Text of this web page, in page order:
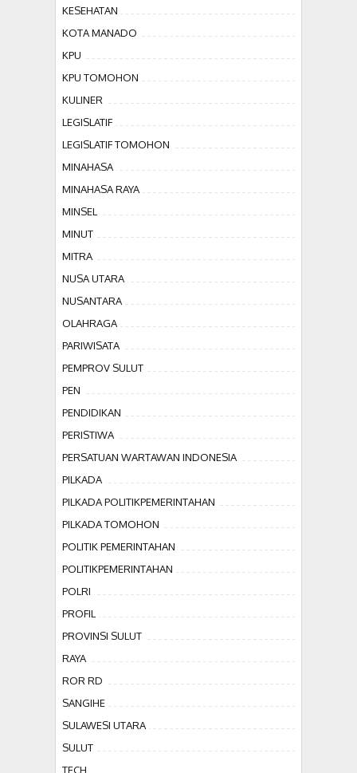
KESEHATAN
KOTA MANADO
KPU
KPU TOMOHON
KULINER
LEGISLATIF
LEGISLATIF TOMOHON
MINAHASA
MINAHASA RAYA
MINSEL
MINUT
MITRA
NUSA UTARA
NUSANTARA
OLAHRAGA
PARIWISATA
PEMPROV SULUT
PEN
PENDIDIKAN
PERISTIWA
PERSATUAN WARTAWAN INDONESIA
PILKADA
PILKADA POLITIKPEMERINTAHAN
PILKADA TOMOHON
POLITIK PEMERINTAHAN
POLITIKPEMERINTAHAN
POLRI
PROFIL
PROVINSI SULUT
RAYA
ROR RD
SANGIHE
SULAWESI UTARA
SULUT
TECH